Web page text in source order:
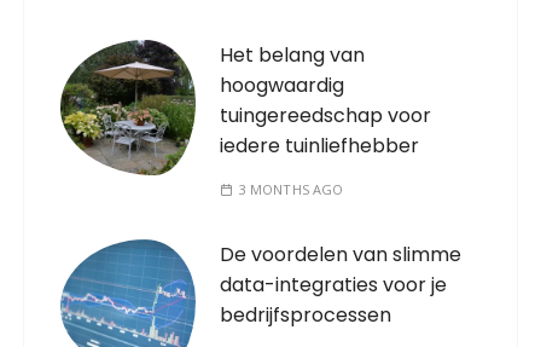
Het belang van
hoogwaardig
tuingereedschap voor
iedere tuinliefhebber
3 MONTHS AGO
De voordelen van slimme
data-integraties voor je
bedrijfsprocessen